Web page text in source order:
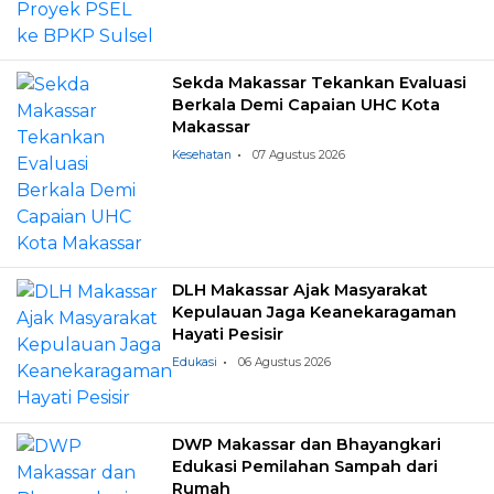
Sekda Makassar Tekankan Evaluasi
Berkala Demi Capaian UHC Kota
Makassar
Kesehatan 07 Agustus 2026
DLH Makassar Ajak Masyarakat
Kepulauan Jaga Keanekaragaman
Hayati Pesisir
Edukasi 06 Agustus 2026
DWP Makassar dan Bhayangkari
Edukasi Pemilahan Sampah dari
Rumah